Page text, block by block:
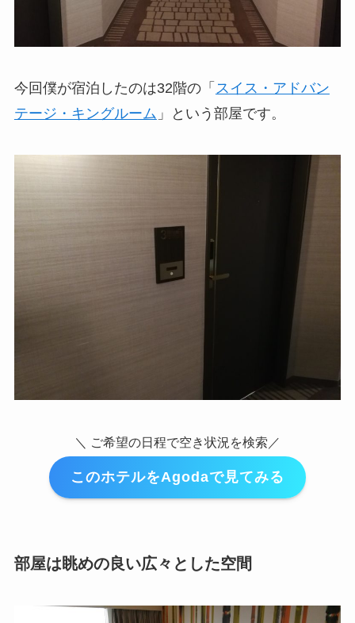
今回僕が宿泊したのは32階の「 スイス・アドバン
テージ・キングルーム 」という部屋です。
＼ ご希望の日程で空き状況を検索／
このホテルをAgodaで見てみる
部屋は眺めの良い広々とした空間